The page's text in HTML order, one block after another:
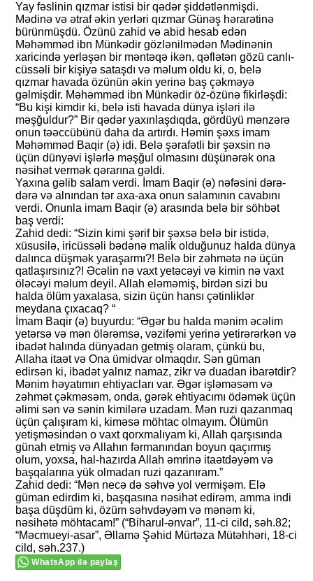
Yay fəslinin qızmar istisi bir qədər şiddətlənmişdi.
Mədinə və ətraf əkin yerləri qızmar Günəş hərarətinə
bürünmüşdü. Özünü zahid və abid hesab edən
Məhəmməd ibn Münkədir gözlənilmədən Mədinənin
xaricində yerləşən bir məntəqə ikən, qəflətən gözü canlı-
cüssəli bir kişiyə sataşdı və məlum oldu ki, o, belə
qızmar havada özünün əkin yerinə baş çəkməyə
gəlmişdir. Məhəmməd ibn Münkədir öz-özünə fikirləşdi:
“Bu kişi kimdir ki, belə isti havada dünya işləri ilə
məşğuldur?” Bir qədər yaxınlaşdıqda, gördüyü mənzərə
onun təəccübünü daha da artırdı. Həmin şəxs imam
Məhəmməd Baqir (ə) idi. Belə şərafətli bir şəxsin nə
üçün dünyəvi işlərlə məşğul olmasını düşünərək ona
nəsihət vermək qərarına gəldi.
Yaxına gəlib salam verdi. İmam Baqir (ə) nəfəsini dərə-
dərə və alnından tər axa-axa onun salamının cavabını
verdi. Onunla imam Baqir (ə) arasında belə bir söhbət
baş verdi:
Zahid dedi: “Sizin kimi şərif bir şəxsə belə bir istidə,
xüsusilə, iricüssəli bədənə malik olduğunuz halda dünya
dalınca düşmək yaraşarmı?! Belə bir zəhmətə nə üçün
qatlaşırsınız?! Əcəlin nə vaxt yetəcəyi və kimin nə vaxt
öləcəyi məlum deyil. Allah eləməmiş, birdən sizi bu
halda ölüm yaxalasa, sizin üçün hansı çətinliklər
meydana çıxacaq? “
İmam Baqir (ə) buyurdu: “Əgər bu halda mənim əcəlim
yetərsə və mən ölərəmsə, vəzifəmi yerinə yetirərərkən və
ibadət halında dünyadan getmiş olaram, çünkü bu,
Allaha itaət və Ona ümidvar olmaqdır. Sən güman
edirsən ki, ibadət yalnız namaz, zikr və duadan ibarətdir?
Mənim həyatımın ehtiyacları var. Əgər işləməsəm və
zəhmət çəkməsəm, onda, gərək ehtiyacımı ödəmək üçün
əlimi sən və sənin kimilərə uzadam. Mən ruzi qazanmaq
üçün çalışıram ki, kiməsə möhtac olmayım. Ölümün
yetişməsindən o vaxt qorxmalıyam ki, Allah qarşısında
günah etmiş və Allahın fərmanından boyun qaçırmış
olum, yoxsa, hal-hazırda Allah əmrinə itaətdəyəm və
başqalarına yük olmadan ruzi qazanıram.”
Zahid dedi: “Mən necə də səhvə yol vermişəm. Elə
güman edirdim ki, başqasına nəsihət edirəm, amma indi
başa düşdüm ki, özüm səhvdəyəm və mənəm ki,
nəsihətə möhtacam!” (“Biharul-ənvar”, 11-ci cild, səh.82;
“Məcmueyi-asar”, Əllamə Şəhid Mürtəza Mütəhhəri, 18-ci
cild, səh.237.)
WhatsApp ilə paylaş